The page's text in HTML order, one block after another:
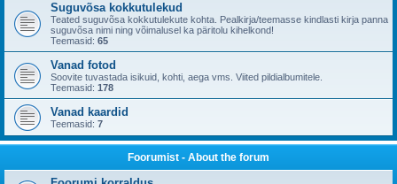
Suguvõsa kokkutulekud
Teated suguvõsa kokkutulekute kohta. Pealkirja/teemasse kindlasti kirja panna
suguvõsa nimi ning võimalusel ka päritolu kihelkond!
Teemasid: 65
Vanad fotod
Soovite tuvastada isikuid, kohti, aega vms. Viited pildialbumitele.
Teemasid: 178
Vanad kaardid
Teemasid: 7
Foorumist - About the forum